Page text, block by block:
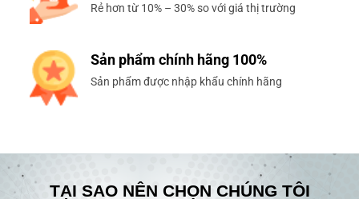
Rẻ hơn từ 10% – 30% so với giá thị trường
Sản phẩm chính hãng 100%
Sản phẩm được nhập khẩu chính hãng
TẠI SAO NÊN CHỌN CHÚNG TÔI